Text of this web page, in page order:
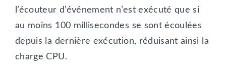
l’écouteur d’événement n’est exécuté que si
au moins 100 millisecondes se sont écoulées
depuis la dernière exécution, réduisant ainsi la
charge CPU.